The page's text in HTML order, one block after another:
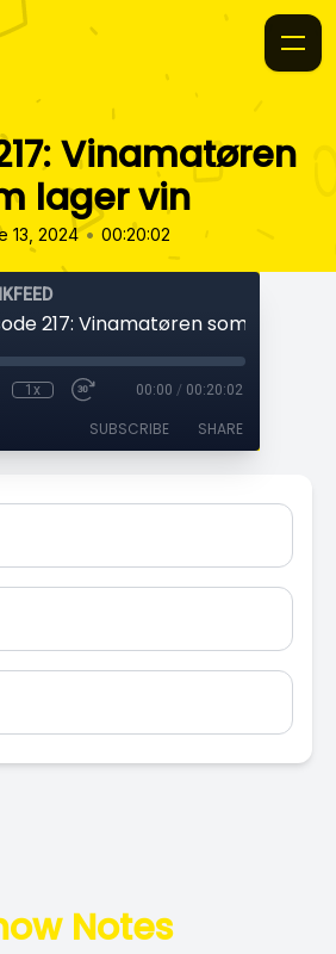
Vinamatøren
lager vin
13, 2024 • 00:20:02
217: Vinamatøren som lager vin
1x 00:00 / 00:20:02
SUBSCRIBE SHARE
Notes